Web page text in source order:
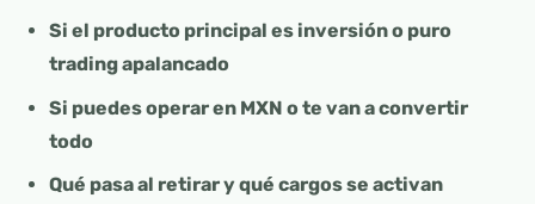
Si el producto principal es inversión o puro
trading apalancado
Si puedes operar en MXN o te van a convertir
todo
Qué pasa al retirar y qué cargos se activan